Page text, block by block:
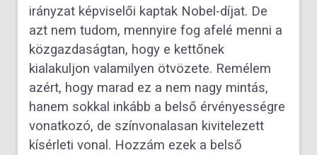
irányzat képviselői kaptak Nobel-díjat. De
azt nem tudom, mennyire fog afelé menni a
közgazdaságtan, hogy e kettőnek
kialakuljon valamilyen ötvözete. Remélem
azért, hogy marad ez a nem nagy mintás,
hanem sokkal inkább a belső érvényességre
vonatkozó, de színvonalasan kivitelezett
kísérleti vonal. Hozzám ezek a belső